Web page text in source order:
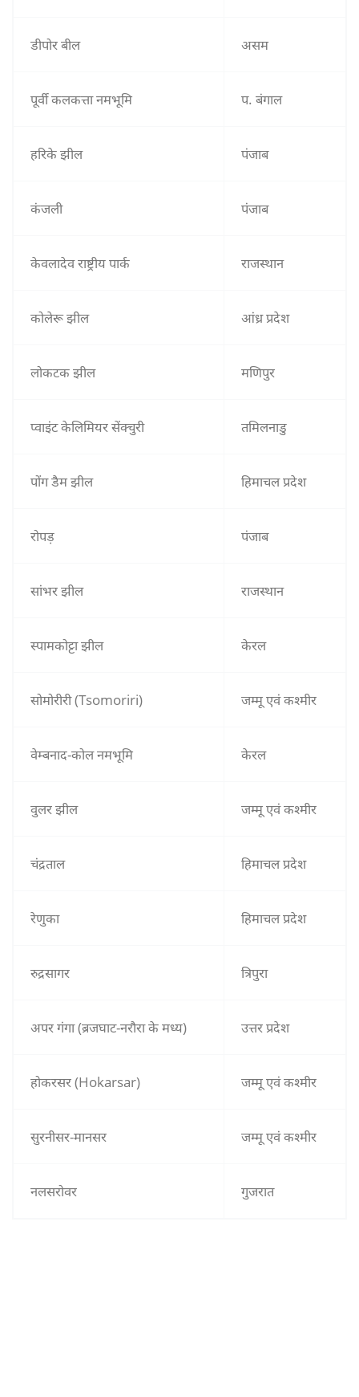
डीपोर बील असम
पूर्वी कलकत्ता नमभूमि प. बंगाल
हरिके झील पंजाब
कंजली पंजाब
केवलादेव राष्ट्रीय पार्क राजस्थान
कोलेरू झील आंध्र प्रदेश
लोकटक झील मणिपुर
प्वाइंट केलिमियर सेंक्चुरी तमिलनाडु
पोंग डैम झील हिमाचल प्रदेश
रोपड़ पंजाब
सांभर झील राजस्थान
स्पामकोट्टा झील केरल
सोमोरीरी (Tsomoriri) जम्मू एवं कश्मीर
वेम्बनाद-कोल नमभूमि केरल
वुलर झील जम्मू एवं कश्मीर
चंद्रताल हिमाचल प्रदेश
रेणुका हिमाचल प्रदेश
रुद्रसागर त्रिपुरा
अपर गंगा (ब्रजघाट-नरौरा के मध्य) उत्तर प्रदेश
होकरसर (Hokarsar) जम्मू एवं कश्मीर
सुरनीसर-मानसर जम्मू एवं कश्मीर
नलसरोवर गुजरात